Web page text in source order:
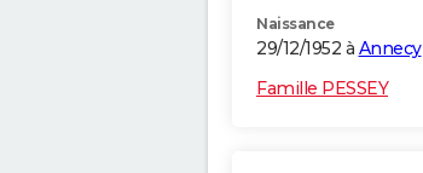
Naissance
29/12/1952 à Annecy
Famille PESSEY